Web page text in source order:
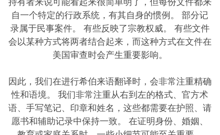
自一个特定的行政系统，有其自身的惯例。 部分记
录属于民事案件。 有些反映了宗教权威。 有些文件
会以某种方式将两者结合起来，而这种方式在文件在
美国审查时会产生重要影响。
因此，我们在进行希伯来语翻译时，会非常注重精确
性和语境。 我们非常注重从右到左的格式、官方术
语、手写笔记、印章和姓名，这些都需要在护照、请
愿书和辅助记录中保持一致。 在证明身份、婚姻、